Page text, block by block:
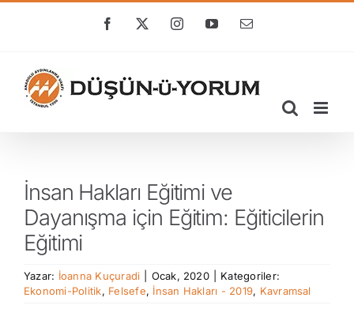
Facebook
X InstagramYouTube
E-
İnsan Hakları Eğitimi ve
Dayanışma için Eğitim: Eğiticilerin
Eğitimi
Yazar: İoanna Kuçuradi Ocak, 2020
Kategoriler:
Ekonomi-Politik, Felsefe, İnsan Hakları - 2019, Kavramsal